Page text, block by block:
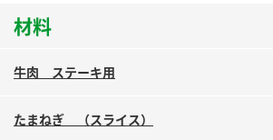
ぽん酢サワー
ミツカンのCMキッザニア東京「ぽん酢工房」
地図から取り扱い店舗を探す
材料
牛肉 ステーキ用
たまねぎ （スライス）